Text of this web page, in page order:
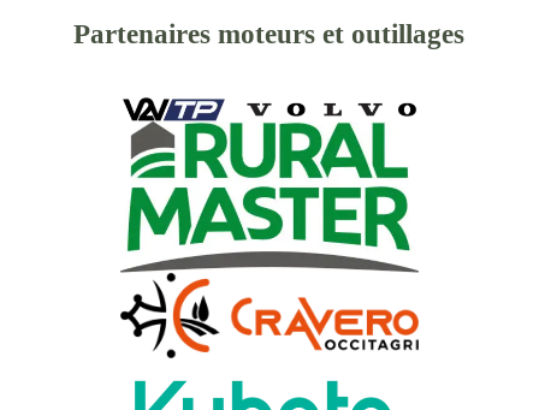
Partenaires moteurs et outillages